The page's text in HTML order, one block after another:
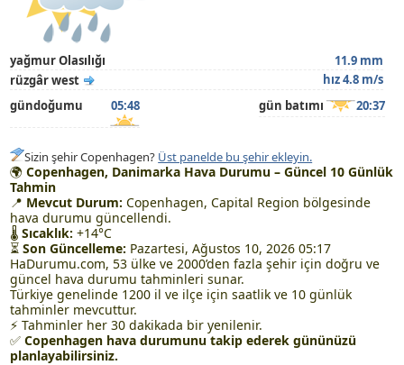
yağmur Olasılığı
11.9 mm
rüzgâr west
hız 4.8 m/s
gündoğumu
05:48 gün batımı 20:37
Sizin şehir Copenhagen? Üst panelde bu şehir ekleyin.
🌍Copenhagen, Danimarka Hava Durumu – Güncel 10 Günlük
Tahmin
📍 Mevcut Durum: Copenhagen, Capital Region bölgesinde
hava durumu güncellendi.
🌡Sıcaklık: +14°C
⏳Son Güncelleme: Pazartesi, Ağustos 10, 2026 05:17
HaDurumu.com, 53 ülke ve 2000’den fazla şehir için doğru ve
güncel hava durumu tahminleri sunar.
Türkiye genelinde 1200 il ve ilçe için saatlik ve 10 günlük
tahminler mevcuttur.
⚡ Tahminler her 30 dakikada bir yenilenir.
✅Copenhagen hava durumunu takip ederek gününüzü
planlayabilirsiniz.